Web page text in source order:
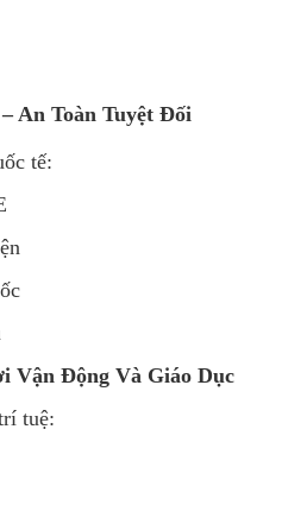
An Toàn Tuyệt Đối
tế:
Vận Động Và Giáo Dục
tuệ: